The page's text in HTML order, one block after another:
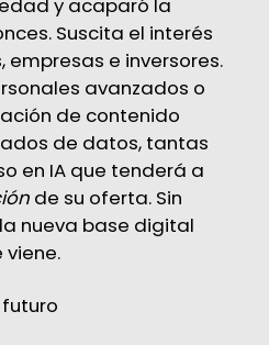
Suscita el interés
empresas e inversores.
avanzados o
de contenido
de datos, tantas
en IA que tenderá a
de su oferta. Sin
nueva base digital